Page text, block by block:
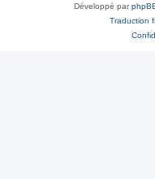
Développé par
Traduction